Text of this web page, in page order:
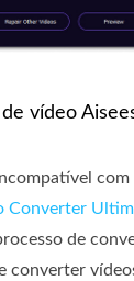
vídeo
Converter
de
converter